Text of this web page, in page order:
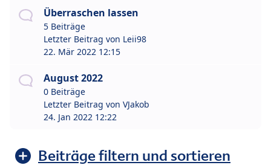
Überraschen lassen
5 Beiträge
Letzter Beitrag von Leii98
22. Mär 2022 12:15
August 2022
0 Beiträge
Letzter Beitrag von VJakob
24. Jan 2022 12:22
Beiträge filtern und sortieren